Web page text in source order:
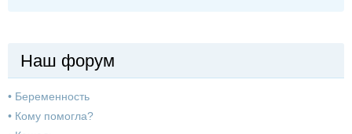
Наш форум
• Беременность
• Кому помогла?